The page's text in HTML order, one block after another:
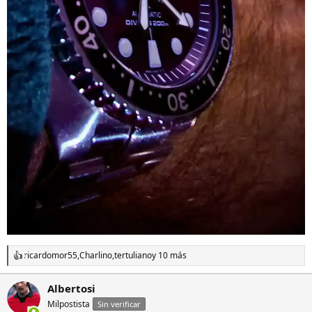
R
e
a
c
c
ricardomor55,Charlino,tertulianoy 10 más
Albertosi
Milpostista Sin verificar